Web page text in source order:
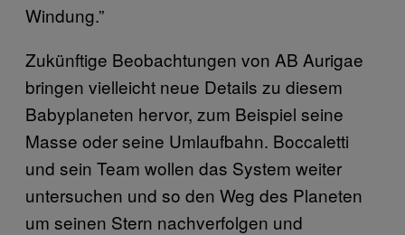
Windung.”
Zukünftige Beobachtungen von AB Aurigae
bringen vielleicht neue Details zu diesem
Babyplaneten hervor, zum Beispiel seine
Masse oder seine Umlaufbahn. Boccaletti
und sein Team wollen das System weiter
untersuchen und so den Weg des Planeten
um seinen Stern nachverfolgen und